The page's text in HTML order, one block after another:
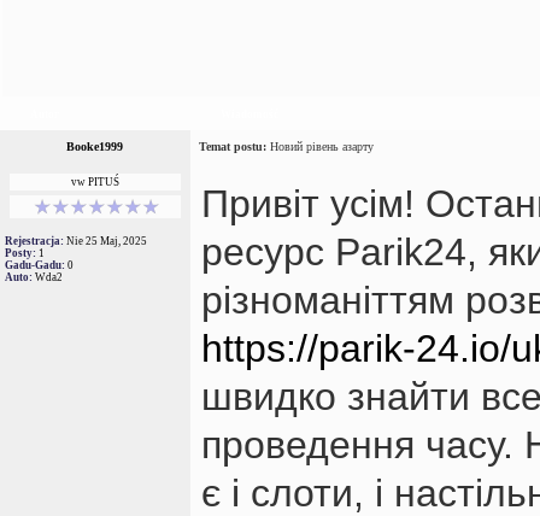
Booke1999 Temat postu: Новий рівень азарту
vw PITUŚ
Rejestracja: Nie 25 Maj, 2025
Posty: 1
Gadu-Gadu: 0
Auto: Wda2
Привіт усім!
ресурс Parik24,
різноманіттям
https://parik-24.io/
швидко знайти
проведення часу.
є і слоти, і